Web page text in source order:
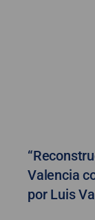
Valencia
por Luis